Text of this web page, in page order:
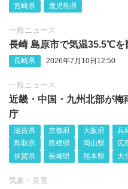
宮崎県
鹿児島県
一般ニュース
長崎 島原市で気温35.5℃を
長崎県 2026年7月10日12:50
一般ニュース
近畿・中国・九州北部が梅
庁
滋賀県 京都府 大阪府 兵
鳥取県
島根県 岡山県 広
佐賀県
長崎県 熊本県 大
気象・災害